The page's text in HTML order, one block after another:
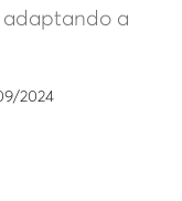
adaptando a
2024